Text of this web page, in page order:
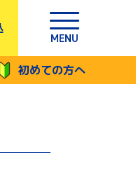
MENU
初めての方へ